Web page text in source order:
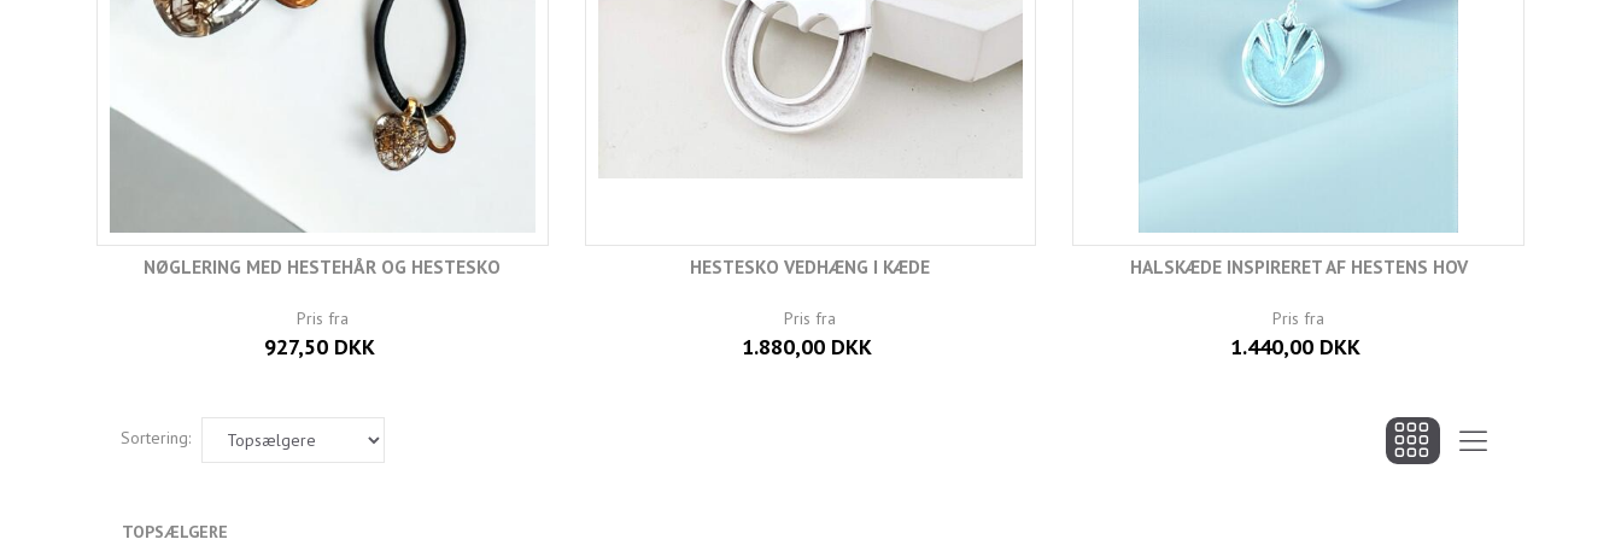
NØGLERING MED HESTEHÅR OG HESTESKO
Pris fra
927,50 DKK
HESTESKO VEDHÆNG I KÆDE
Pris fra
1.880,00 DKK
HALSKÆDE INSPIRERET AF HESTENS HOV
Pris fra
1.440,00 DKK
Sortering:
TOPSÆLGERE